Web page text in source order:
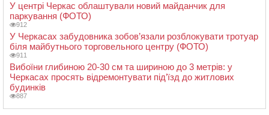
У центрі Черкас облаштували новий майданчик для
паркування (ФОТО)
912
У Черкасах забудовника зобов’язали розблокувати тротуар
біля майбутнього торговельного центру (ФОТО)
911
Вибоїни глибиною 20-30 см та шириною до 3 метрів: у
Черкасах просять відремонтувати під’їзд до житлових
будинків
887